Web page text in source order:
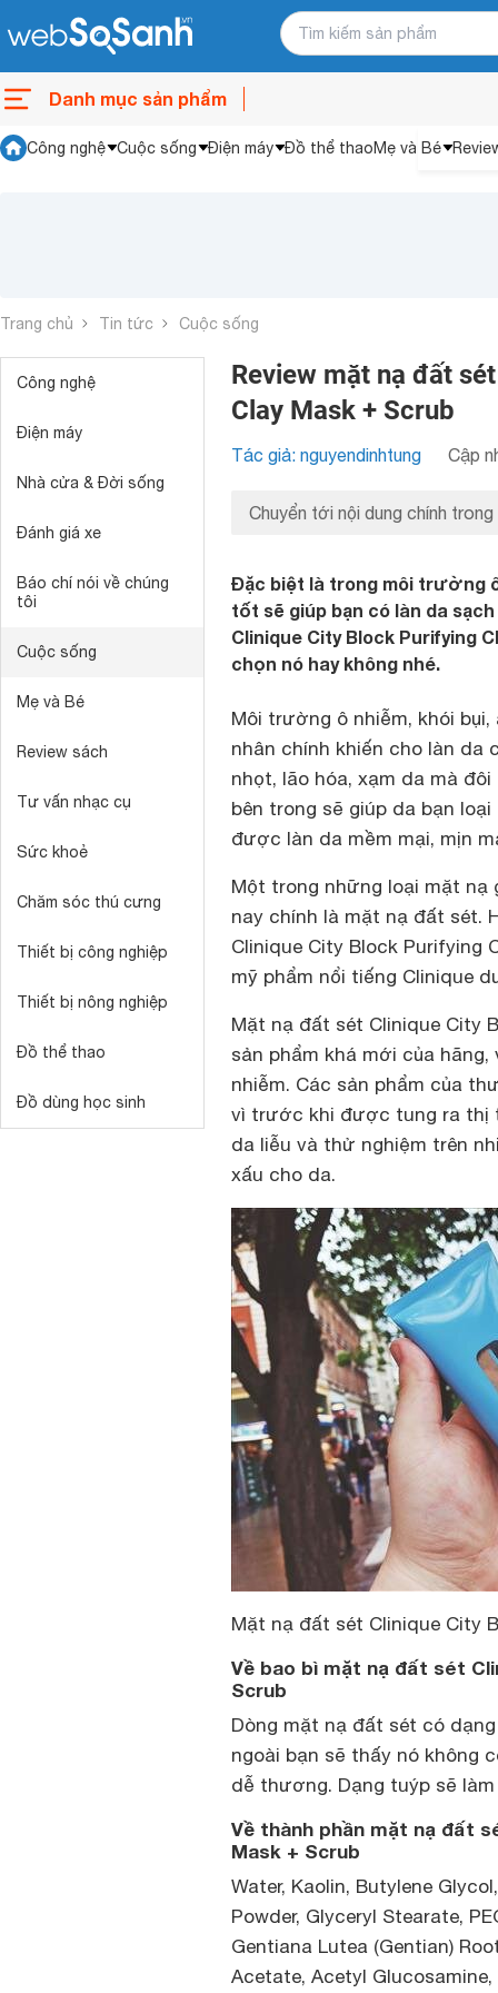
Danh mục sản phẩm
Công nghệ Cuộc sống Điện máy Đồ thể thaoMẹ và Bé
Trang chủ Tin tức Cuộc sống
Công nghệ
Điện máy
Nhà cửa & Đời sống
Đánh giá xe
Báo chí nói về chúng
tôi
Cuộc sống
Mẹ và Bé
Review sách
Tư vấn nhạc cụ
Sức khoẻ
Chăm sóc thú cưng
Thiết bị công nghiệp
Thiết bị nông nghiệp
Đồ thể thao
Đồ dùng học sinh
Review mặt nạ đất
Clay Mask + Scrub
Tác giả: nguyendinhtung Cập
Chuyển tới nội dung chính trong
Đặc biệt là trong môi trường
tốt sẽ giúp bạn có làn da
Clinique City Block Purifying
chọn nó hay không nhé.
Môi trường ô nhiễm, khói
nhân chính khiến cho làn da
nhọt, lão hóa, xạm da mà
bên trong sẽ giúp da bạn
được làn da mềm mại, mịn
Một trong những loại mặt
nay chính là mặt nạ đất sét.
Clinique City Block Purifying
mỹ phẩm nổi tiếng Clinique
Mặt nạ đất sét Clinique City
sản phẩm khá mới của
nhiễm. Các sản phẩm của
vì trước khi được tung ra thị
da liễu và thử nghiệm trên
xấu cho da.
Mặt nạ đất sét Clinique City
Về bao bì mặt nạ đất sét
Scrub
Dòng mặt nạ đất sét có
ngoài bạn sẽ thấy nó không
dễ thương. Dạng tuýp sẽ
Về thành phần mặt nạ đất
Mask + Scrub
Water, Kaolin, Butylene
Powder, Glyceryl Stearate,
Gentiana Lutea (Gentian)
Acetate, Acetyl